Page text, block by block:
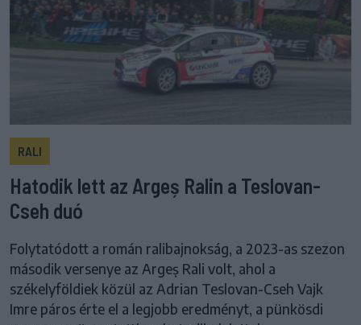
RALI
Hatodik lett az Argeș Ralin a Teslovan-
Cseh duó
Folytatódott a román ralibajnokság, a 2023-as szezon
második versenye az Argeș Rali volt, ahol a
székelyföldiek közül az Adrian Teslovan-Cseh Vajk
Imre páros érte el a legjobb eredményt, a pünkösdi